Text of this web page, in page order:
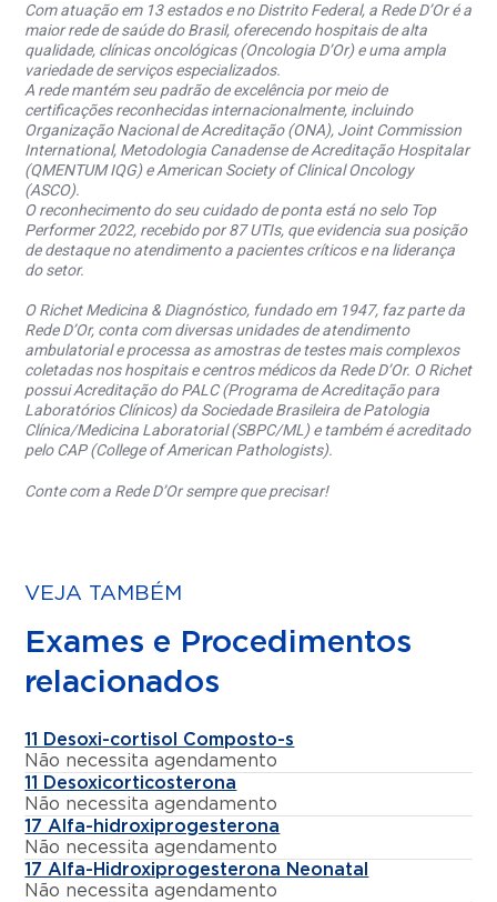
Com atuação em 13 estados e no Distrito Federal, a Rede D’Or é a
maior rede de saúde do Brasil, oferecendo hospitais de alta
qualidade, clínicas oncológicas (Oncologia D’Or) e uma ampla
variedade de serviços especializados.
A rede mantém seu padrão de excelência por meio de
certificações reconhecidas internacionalmente, incluindo
Organização Nacional de Acreditação (ONA), Joint Commission
International, Metodologia Canadense de Acreditação Hospitalar
(QMENTUM IQG) e American Society of Clinical Oncology
(ASCO).
O reconhecimento do seu cuidado de ponta está no selo Top
Performer 2022, recebido por 87 UTIs, que evidencia sua posição
de destaque no atendimento a pacientes críticos e na liderança
do setor.
O Richet Medicina & Diagnóstico, fundado em 1947, faz parte da
Rede D’Or, conta com diversas unidades de atendimento
ambulatorial e processa as amostras de testes mais complexos
coletadas nos hospitais e centros médicos da Rede D’Or. O Richet
possui Acreditação do PALC (Programa de Acreditação para
Laboratórios Clínicos) da Sociedade Brasileira de Patologia
Clínica/Medicina Laboratorial (SBPC/ML) e também é acreditado
pelo CAP (College of American Pathologists).
Conte com a Rede D’Or sempre que precisar!
VEJA TAMBÉM
Exames e Procedimentos
relacionados
11 Desoxi-cortisol Composto-s
Não necessita agendamento
11 Desoxicorticosterona
Não necessita agendamento
17 Alfa-hidroxiprogesterona
Não necessita agendamento
17 Alfa-Hidroxiprogesterona Neonatal
Não necessita agendamento